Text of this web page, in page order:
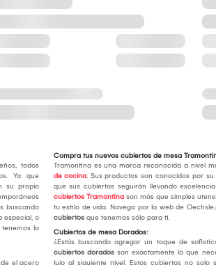
todos
Ya que
su propio
buscando
especial, o
lo
el acero
Compra tus nuevos cubiertos de mesa
Tramontina es una marca reconocida a nivel
de cocina. Sus productos son conocidos por
que sus cubiertos seguirán llevando
cubiertos Tramontinason más que simples
tu estilo de vida. Navega por la web de
cubiertos que tenemos sólo para ti.
Cubiertos de mesa Dorados:
¿Estás buscando agregar un toque de
cubiertos dorados son exactamente lo que
lujo al siguiente nivel. Estos cubiertos no solo